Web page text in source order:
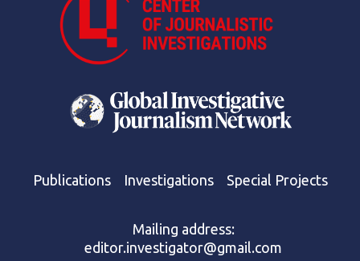
Publications Investigations Special Projects
Mailing address:
editor.investigator@gmail.com